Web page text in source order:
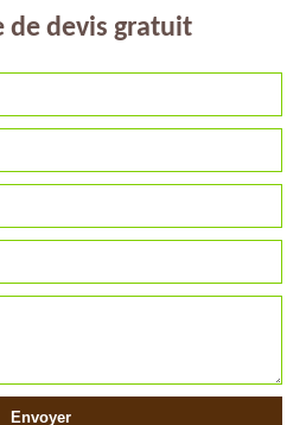
de devis gratuit